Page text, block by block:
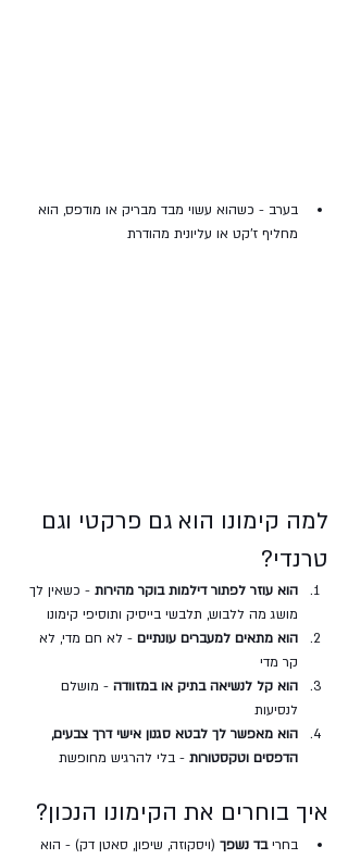
בערב - כשהוא עשוי מבד מבריק או מודפס, הוא
מחליף ז'קט או עליונית מהודרת
למה קימונו הוא גם פרקטי וגם
טרנדי?
הוא עוזר לפתור דילמות בוקר מהירות - כשאין לך
מושג מה ללבוש, תלבשי בייסיק ותוסיפי קימונו
הוא מתאים למעברים עונתיים - לא חם מדי, לא
קר מדי
הוא קל לנשיאה בתיק או במזוודה - מושלם
לנסיעות
הוא מאפשר לך לבטא סגנון אישי דרך צבעים,
הדפסים וטקסטורות - בלי להרגיש מחופשת
איך בוחרים את הקימונו הנכון?
בחרי בד נשפך (ויסקוזה, שיפון, סאטן דק) - הוא